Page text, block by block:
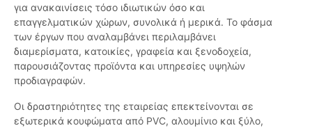
για ανακαινίσεις τόσο ιδιωτικών όσο και
επαγγελματικών χώρων, συνολικά ή μερικά. Το φάσμα
των έργων που αναλαμβάνει περιλαμβάνει
διαμερίσματα, κατοικίες, γραφεία και ξενοδοχεία,
παρουσιάζοντας προϊόντα και υπηρεσίες υψηλών
προδιαγραφών.
Οι δραστηριότητες της εταιρείας επεκτείνονται σε
εξωτερικά κουφώματα από PVC, αλουμίνιο και ξύλο,